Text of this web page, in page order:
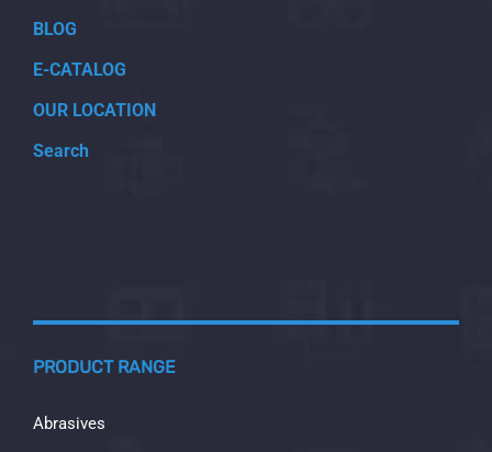
BLOG
E-CATALOG
OUR LOCATION
Search
PRODUCT RANGE
Abrasives